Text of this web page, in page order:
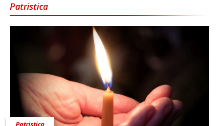
Patristica
Patristica